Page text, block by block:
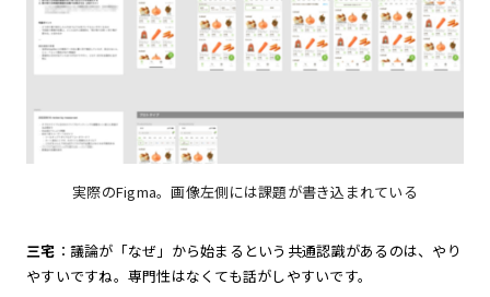
実際のFigma。画像左側には課題が書き込まれている
三宅 ：議論が「なぜ」から始まるという共通認識があるのは、やり
やすいですね。専門性はなくても話がしやすいです。